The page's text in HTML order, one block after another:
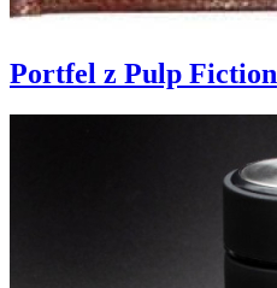
Portfel z Pulp Fiction